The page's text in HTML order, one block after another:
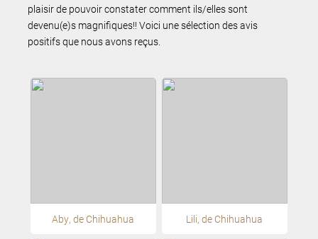
plaisir de pouvoir constater comment ils/elles sont
devenu(e)s magnifiques!! Voici une sélection des avis
positifs que nous avons reçus.
Aby, de Chihuahua Lili, de Chihuahua